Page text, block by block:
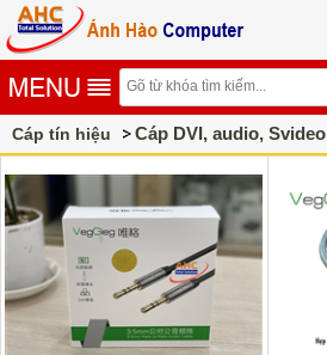
Cáp tín hiệu Cáp DVI, audio, Svideo